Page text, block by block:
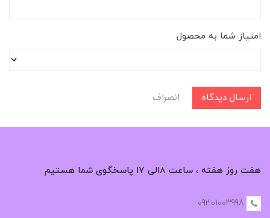
امتیاز شما به محصول
ارسال دیدگاه انصراف
هفت روز هفته ، ساعت ۸الی ۱۷ پاسخگوی شما هستیم
09301003998